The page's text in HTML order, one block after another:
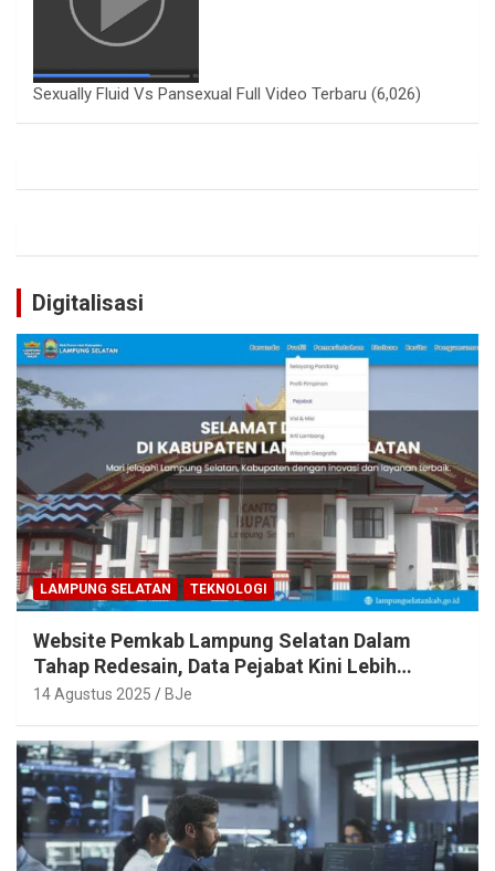
Sexually Fluid Vs Pansexual Full Video Terbaru (6,026)
Digitalisasi
LAMPUNG SELATAN TEKNOLOGI
Website Pemkab Lampung Selatan Dalam
Tahap Redesain, Data Pejabat Kini Lebih
Mudah Diakses
14 Agustus 2025 BJe